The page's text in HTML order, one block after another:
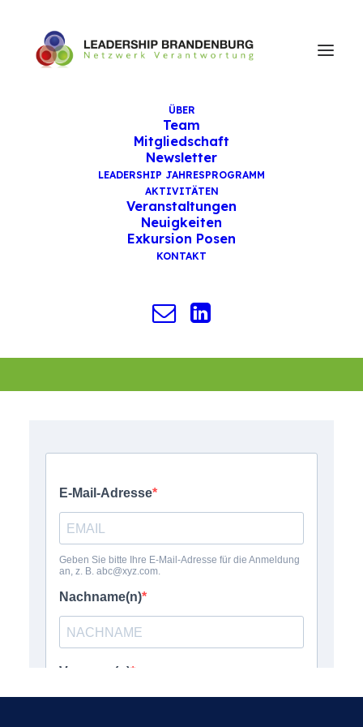
ÜBER
Team
Mitgliedschaft
Newsletter
LEADERSHIP JAHRESPROGRAMM
AKTIVITÄTEN
Veranstaltungen
Neuigkeiten
Exkursion Posen
KONTAKT
WIR FREUEN UNS AUF SIE!
Anmeldung zur
Informationsveranstaltung
"Trisektorales Leadership
Jahresprogramm 2025"
Nach erfolgter Anmeldung, erhalten Sie die